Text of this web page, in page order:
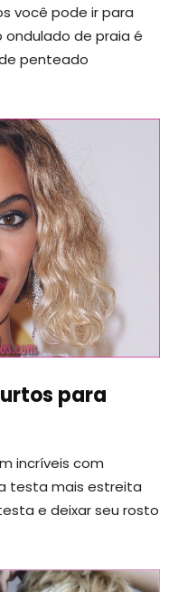
você pode ir para
de praia é
penteado
para
incríveis com
testa mais estreita
e deixar seu rosto